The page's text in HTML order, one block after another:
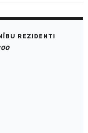
REZIDENTI